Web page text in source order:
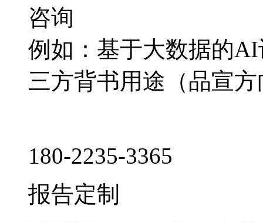
咨询
例如：基于大数据的
三方背书用途（品宣
180-2235-3365
报告定制